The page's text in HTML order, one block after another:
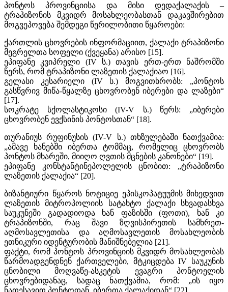
პონტოს პროვინციისა და მისი დედაქალაქის –
ტრაპიზონის მკვიდრ მოსახლეობასთან დაკავშირებით
მოგვეპოვება შემდეგი წერილობითი წყაროები:
ქართლის ცხოვრების ინფორმაციით, ქალაქი ტრაპიზონი
მეგრელთა სოფელი (ქვეყანა) არისო [15].
ეპიფანე კვიპრელი (IV ს.) თავის ერთ-ერთ ნაშრომში
წერს, რომ ტრაპიზონი ლაზეთის ქალაქიაო [16].
გელასი კესარიელი (IV ს.) მოგვითხრობს: „პონტოს
გასწვრივ მიწა-წყალზე ცხოვრობენ იბერები და ლაზები“
[17].
სოკრატე სქოლასტიკოსი (IV-V ს.) წერს: „იბერები
ცხოვრობენ ევქსინის პონტოსთან“ [18].
თურანიუს რუფინუსის (IV-V ს.) თხზულებაში ნათქვამია:
„ამავე ხანებში იბერთა ტომმაც, რომელიც ცხოვრობს
პონტოს მხარეში, მიიღო ღვთის მცნების კანონები“ [19].
ეპიფანე კონსტანტინეპოლელის ცნობით: „ტრაპიზონი
ლაზეთის ქალაქია“ [20].
ბიზანტიური წყაროს ნოტიციე ეპისკოპატუუმის მიხედვით
ლაზეთის მიტროპოლიის სატახტო ქალაქი სხვადასხვა
საუკუნეში გადადიოდა ხან ფაზისში (ფოთი), ხან კი
ტრაპიზონში, რაც შავი ზღვისპირეთის სამხრეთ-
აღმოსავლეთისა და აღმოსავლეთის მოსახლეობის
ეთნიკური იდენტურობის მანიშნებელია [21].
ფაქტი, რომ პონტოს პროვინციის მკვიდრ მოსახლეობას
წარმოადგენდნენ ქართველები, მტკიცდება IV საუკუნის
ცნობილი მოღვაწე-ასკეტის ევაგრი პონტოელის
ცხოვრებიდანაც, სადაც ნათქვამია, რომ: „ის იყო
ნათესავით პონტოდან, იბერთა ქალაქიდან“ [22].